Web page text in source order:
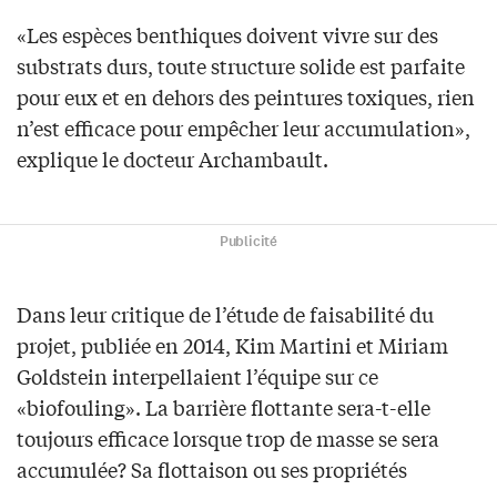
«Les espèces benthiques doivent vivre sur des
substrats durs, toute structure solide est parfaite
pour eux et en dehors des peintures toxiques, rien
n’est efficace pour empêcher leur accumulation»,
explique le docteur Archambault.
Publicité
Dans leur critique de l’étude de faisabilité du
projet, publiée en 2014, Kim Martini et Miriam
Goldstein interpellaient l’équipe sur ce
«biofouling». La barrière flottante sera-t-elle
toujours efficace lorsque trop de masse se sera
accumulée? Sa flottaison ou ses propriétés